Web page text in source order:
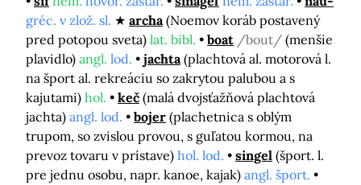
gréc. v zlož. sl.
archa (Noemov koráb postavený
pred potopou sveta) lat. bibl. boat /bout/ (menšie
plavidlo) angl. lod. jachta (plachtová al. motorová l.
na šport al. rekreáciu so zakrytou palubou a s
kajutami) hol. keč (malá dvojsťažňová plachtová
jachta) angl. lod. bojer (plachetnica s oblým
trupom, so zvislou provou, s guľatou kormou, na
prevoz tovaru v prístave) hol. lod. singel (šport. l.
pre jednu osobu, napr. kanoe, kajak) angl. šport.